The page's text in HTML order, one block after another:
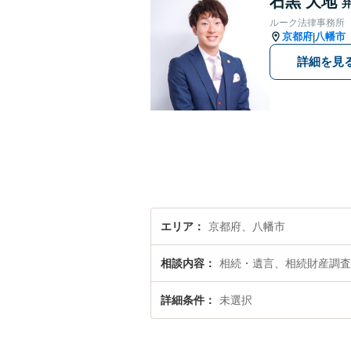
ルーク法律事務所
京都府|八幡市
詳細を見
エリア 京都府、八幡市
相談内容 相続・遺言、相続財産調
詳細条件 未選択